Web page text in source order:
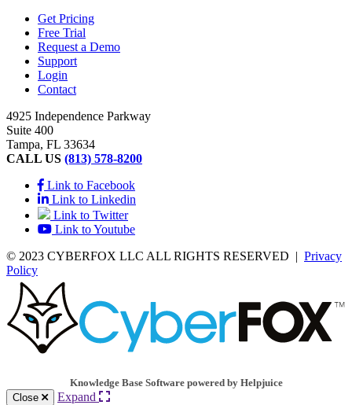
Get Pricing
Free Trial
Request a Demo
Support
Login
Contact
4925 Independence Parkway
Suite 400
Tampa, FL 33634
CALL US (813) 578-8200
Link to Facebook
Link to Linkedin
Link to Twitter
Link to Youtube
© 2023 CYBERFOX LLC ALL RIGHTS RESERVED | Privacy
Policy
Knowledge Base Software powered by Helpjuice
Close
Expand